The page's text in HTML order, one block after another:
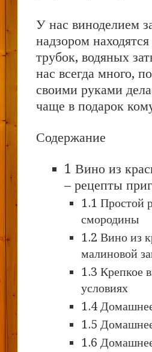
У нас виноделием
надзором
трубок, водяных
нас всегда много,
своими руками
чаще в подарок
Содержание
1 Вино из
– рецепты
1.1 Простой
смородины
1.2 Вино из
малиновой
1.3 Крепкое
условиях
1.4
1.5
1.6